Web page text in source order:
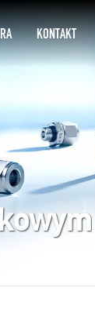
KONTAKT